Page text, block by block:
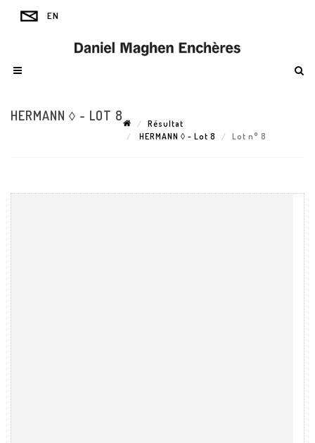
HERMANN ◊ - LOT 8
Résultat
HERMANN ◊ - Lot 8
Lot n° 8